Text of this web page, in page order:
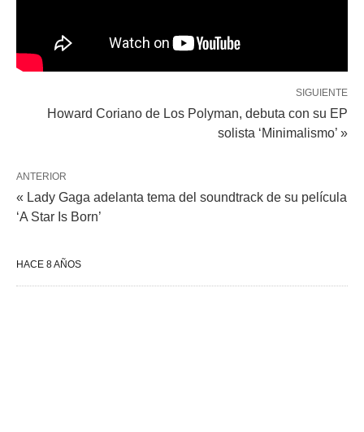
SIGUIENTE
Howard Coriano de Los Polyman, debuta con su EP
solista ‘Minimalismo’ »
ANTERIOR
« Lady Gaga adelanta tema del soundtrack de su película
‘A Star Is Born’
HACE 8 AÑOS